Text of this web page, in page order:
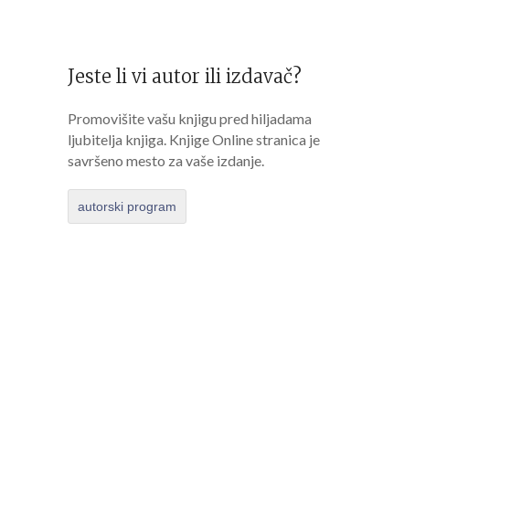
Jeste li vi autor ili izdavač?
Promovišite vašu knjigu pred hiljadama
ljubitelja knjiga. Knjige Online stranica je
savršeno mesto za vaše izdanje.
autorski program